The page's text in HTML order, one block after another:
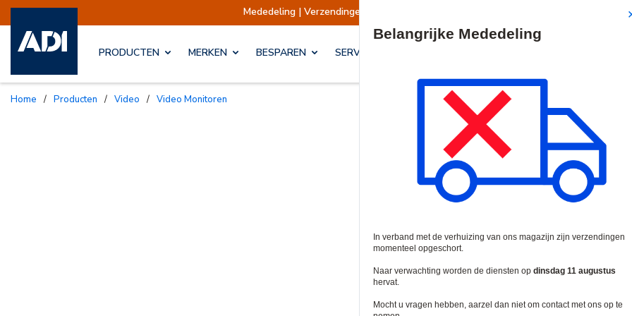
Mededeling | Verzendingen opgeschort Verzendingen worden op
PRODUCTEN MERKEN BESPAREN SERVICES & OPLOSSINGEN
Home / Producten / Video / Video Monitoren